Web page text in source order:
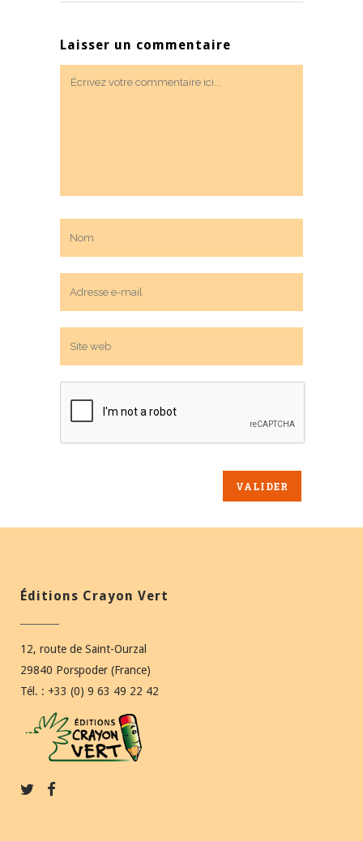
Laisser un commentaire
Éditions Crayon Vert
12, route de Saint-Ourzal
29840 Porspoder (France)
Tél. : +33 (0) 9 63 49 22 42